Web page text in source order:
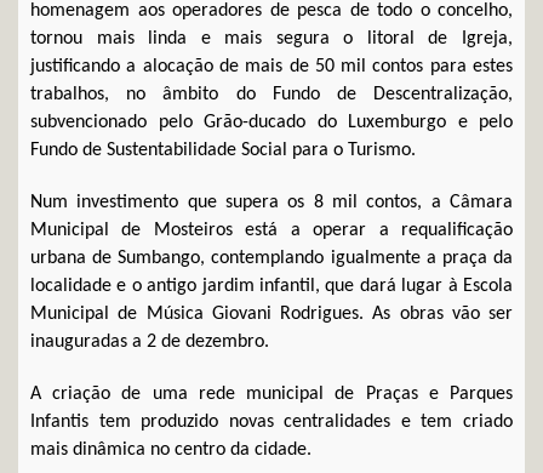
homenagem aos operadores de pesca de todo o concelho,
tornou mais linda e mais segura o litoral de Igreja,
justificando a alocação de mais de 50 mil contos para estes
trabalhos, no âmbito do Fundo de Descentralização,
subvencionado pelo Grão-ducado do Luxemburgo e pelo
Fundo de Sustentabilidade Social para o Turismo.
Num investimento que supera os 8 mil contos, a Câmara
Municipal de Mosteiros está a operar a requalificação
urbana de Sumbango, contemplando igualmente a praça da
localidade e o antigo jardim infantil, que dará lugar à Escola
Municipal de Música Giovani Rodrigues. As obras vão ser
inauguradas a 2 de dezembro.
A criação de uma rede municipal de Praças e Parques
Infantis tem produzido novas centralidades e tem criado
mais dinâmica no centro da cidade.